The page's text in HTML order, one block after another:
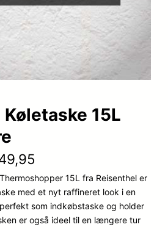
15L
e
n
15L fra Reisenthel er
med et nyt raffineret look i en
som indkøbstaske og holder
er også ideel til en længere tur